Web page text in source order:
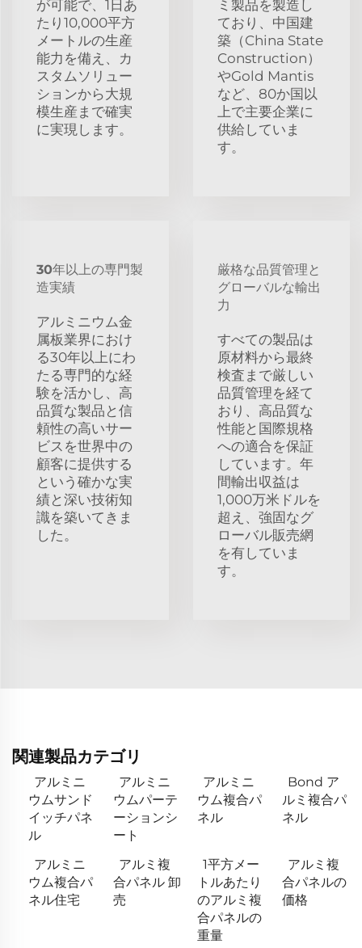
が可能で、1日あ
たり10,000平方
メートルの生産
能力を備え、カ
スタムソリュー
ションから大規
模生産まで確実
に実現します。
ミ製品を製造し
ており、中国建
築（China State
Construction）
やGold Mantis
など、80か国以
上で主要企業に
供給していま
す。
30年以上の専門製
造実績
アルミニウム金
属板業界におけ
る30年以上にわ
たる専門的な経
験を活かし、高
品質な製品と信
頼性の高いサー
ビスを世界中の
顧客に提供する
という確かな実
績と深い技術知
識を築いてきま
した。
厳格な品質管理と
グローバルな輸出
力
すべての製品は
原材料から最終
検査まで厳しい
品質管理を経て
おり、高品質な
性能と国際規格
への適合を保証
しています。年
間輸出収益は
1,000万米ドルを
超え、強固なグ
ローバル販売網
を有していま
す。
関連製品カテゴリ
アルミニ
ウムサンド
イッチパネ
ル
アルミニ
ウムパーテ
ーションシ
ート
アルミニ
ウム複合パ
ネル
Bond ア
ルミ複合パ
ネル
アルミニ
ウム複合パ
ネル住宅
アルミ複
合パネル 卸
売
1平方メー
トルあたり
のアルミ複
合パネルの
重量
アルミ複
合パネルの
価格